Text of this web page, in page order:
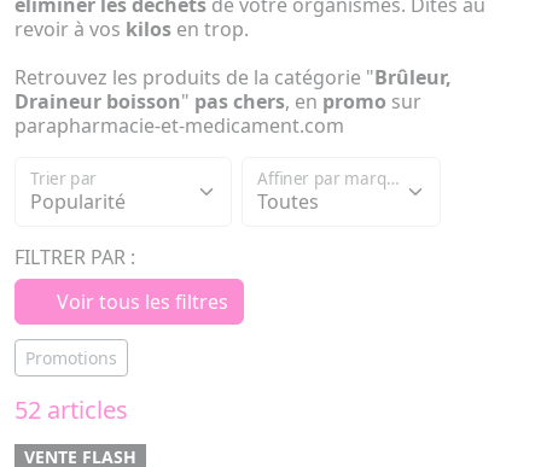
revoir à vos kilos en trop.
Retrouvez les produits de la catégorie "Brûleur,
Draineur boisson" pas chers, en promo sur
parapharmacie-et-medicament.com
Trier par Affiner par marque
FILTRER PAR :
Voir tous les filtres
Promotions
52 articles
VENTE FLASH